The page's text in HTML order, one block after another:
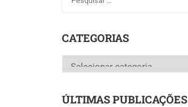
CATEGORIAS
Categorias
ÚLTIMAS PUBLICAÇÕES